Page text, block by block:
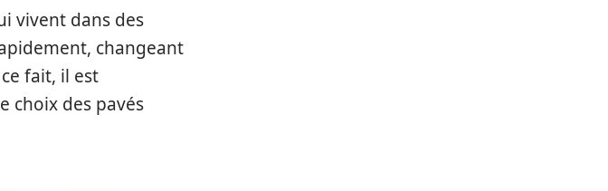
vivent dans des
changeant
fait, il est
choix des pavés